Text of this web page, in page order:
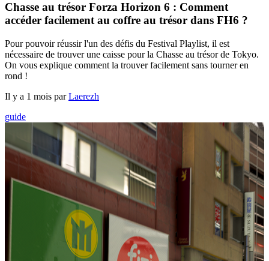
Chasse au trésor Forza Horizon 6 : Comment
accéder facilement au coffre au trésor dans FH6 ?
Pour pouvoir réussir l'un des défis du Festival Playlist, il est
nécessaire de trouver une caisse pour la Chasse au trésor de Tokyo.
On vous explique comment la trouver facilement sans tourner en
rond !
Il y a 1 mois parLaerezh
guide